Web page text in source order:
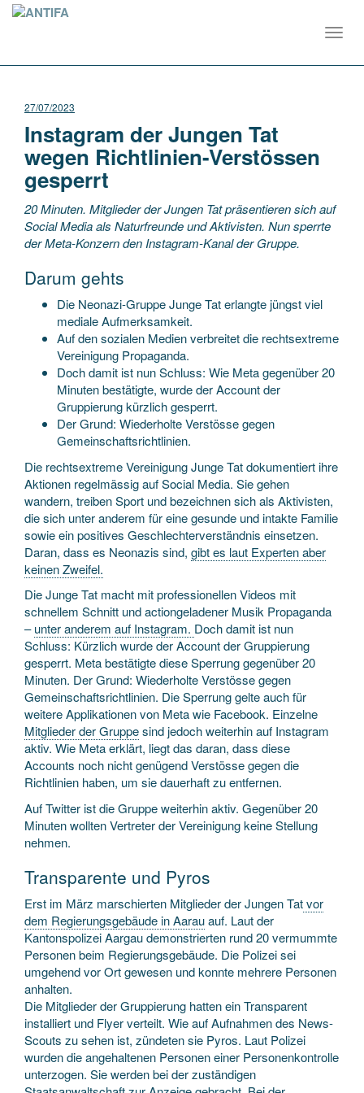
27/07/2023
Instagram der Jungen Tat
wegen Richtlinien-Verstössen
gesperrt
20 Minuten. Mitglieder der Jungen Tat präsentieren sich auf
Social Media als Naturfreunde und Aktivisten. Nun sperrte
der Meta-Konzern den Instagram-Kanal der Gruppe.
Darum gehts
Die Neonazi-Gruppe Junge Tat erlangte jüngst viel
mediale Aufmerksamkeit.
Auf den sozialen Medien verbreitet die rechtsextreme
Vereinigung Propaganda.
Doch damit ist nun Schluss: Wie Meta gegenüber 20
Minuten bestätigte, wurde der Account der
Gruppierung kürzlich gesperrt.
Der Grund: Wiederholte Verstösse gegen
Gemeinschaftsrichtlinien.
Die rechtsextreme Vereinigung Junge Tat dokumentiert ihre
Aktionen regelmässig auf Social Media. Sie gehen
wandern, treiben Sport und bezeichnen sich als Aktivisten,
die sich unter anderem für eine gesunde und intakte Familie
sowie ein positives Geschlechterverständnis einsetzen.
Daran, dass es Neonazis sind, gibt es laut Experten aber
keinen Zweifel.
Die Junge Tat macht mit professionellen Videos mit
schnellem Schnitt und actiongeladener Musik Propaganda
–unter anderem auf Instagram. Doch damit ist nun
Schluss: Kürzlich wurde der Account der Gruppierung
gesperrt. Meta bestätigte diese Sperrung gegenüber 20
Minuten. Der Grund: Wiederholte Verstösse gegen
Gemeinschaftsrichtlinien. Die Sperrung gelte auch für
weitere Applikationen von Meta wie Facebook. Einzelne
Mitglieder der Gruppesind jedoch weiterhin auf Instagram
aktiv. Wie Meta erklärt, liegt das daran, dass diese
Accounts noch nicht genügend Verstösse gegen die
Richtlinien haben, um sie dauerhaft zu entfernen.
Auf Twitter ist die Gruppe weiterhin aktiv. Gegenüber 20
Minuten wollten Vertreter der Vereinigung keine Stellung
nehmen.
Transparente und Pyros
Erst im März marschierten Mitglieder der Jungen Tatvor
dem Regierungsgebäude in Aarauauf. Laut der
Kantonspolizei Aargau demonstrierten rund 20 vermummte
Personen beim Regierungsgebäude. Die Polizei sei
umgehend vor Ort gewesen und konnte mehrere Personen
anhalten.
Die Mitglieder der Gruppierung hatten ein Transparent
installiert und Flyer verteilt. Wie auf Aufnahmen des News-
Scouts zu sehen ist, zündeten sie Pyros. Laut Polizei
wurden die angehaltenen Personen einer Personenkontrolle
unterzogen. Sie werden bei der zuständigen